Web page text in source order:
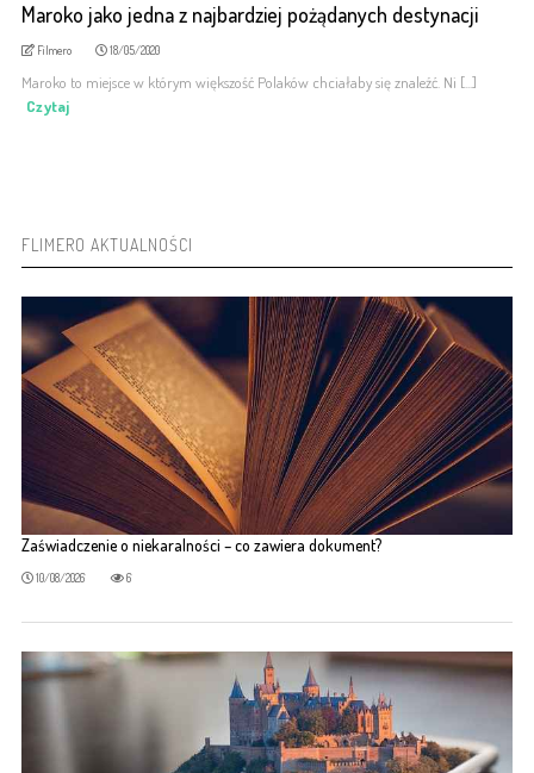
Maroko jako jedna z najbardziej pożądanych destynacji
Filmero 18/05/2020
Maroko to miejsce w którym większość Polaków chciałaby się znaleźć. Ni [...]
Czytaj
FLIMERO AKTUALNOŚCI
Zaświadczenie o niekaralności – co zawiera dokument?
10/08/2026 6